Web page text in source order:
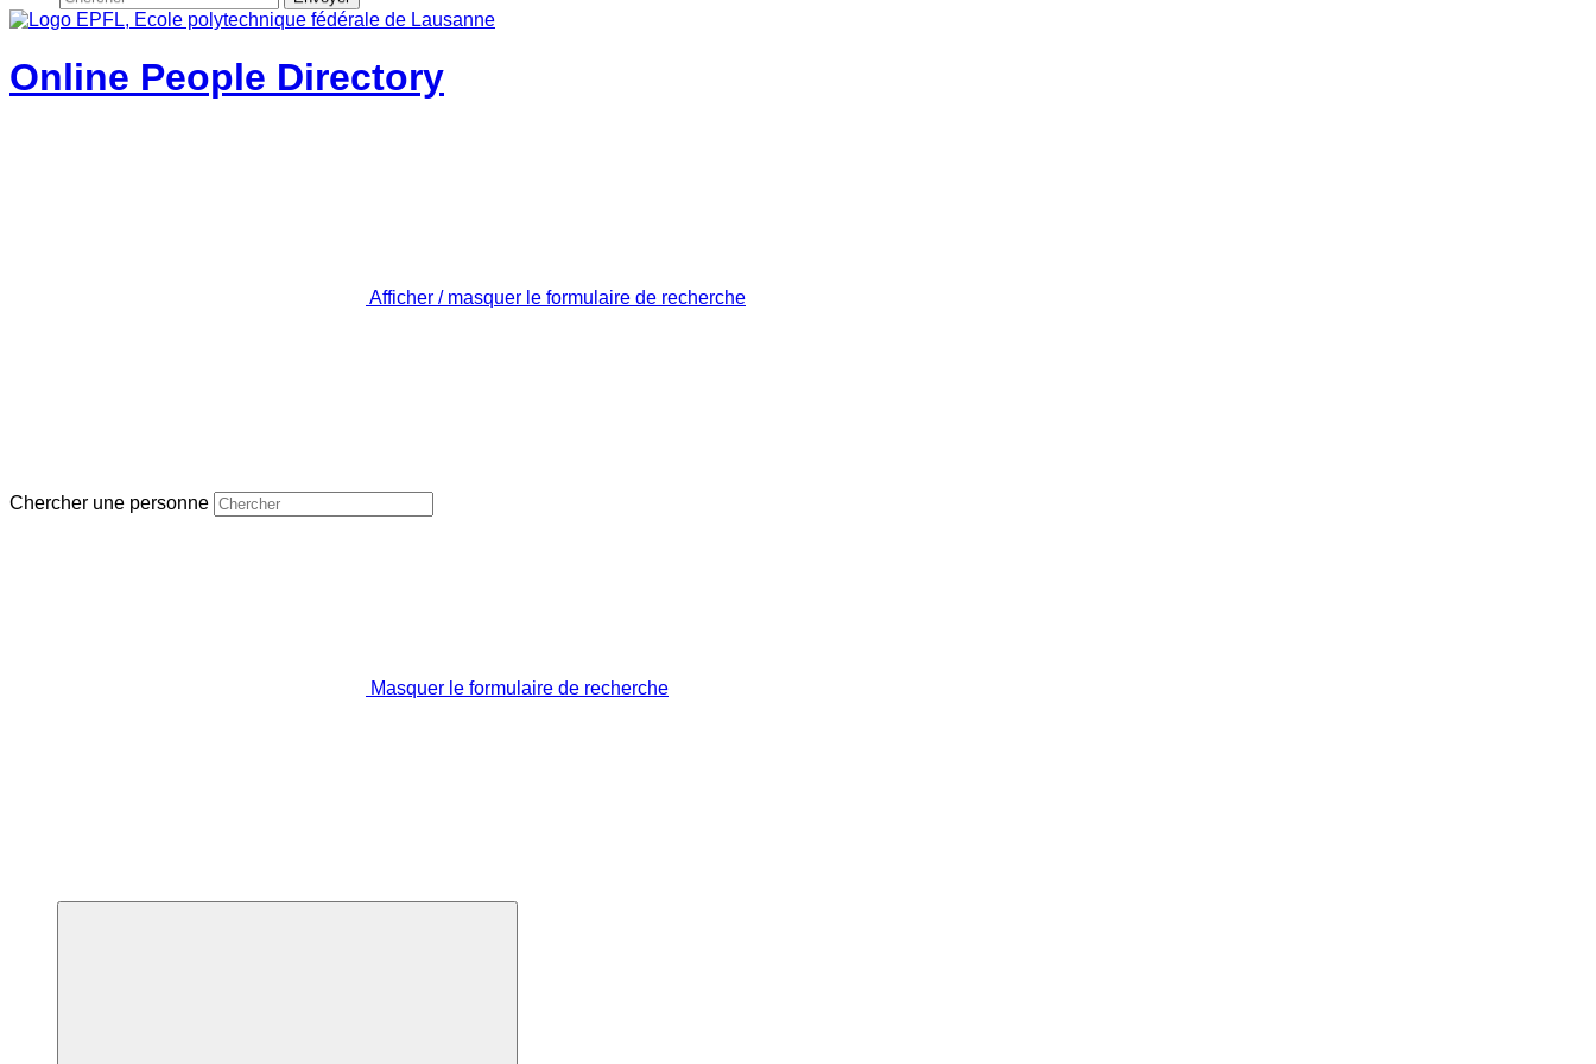
Online People Directory
Afficher / masquer le formulaire de recherche
Chercher une personne
Masquer le formulaire de recherche